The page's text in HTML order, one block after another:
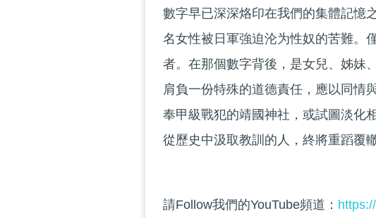
數字早已深深烙印在我們的集體記憶
名女性被日軍強迫沦为性奴的苦難。
者。在那個數字背後，是女兒、姊
肩負一份特殊的道德責任，應以同情
奉甲級戰犯的靖國神社，或試圖淡化
從歷史中汲取教訓的人，終將重蹈覆轍
請Follow我們的YouTube頻道：